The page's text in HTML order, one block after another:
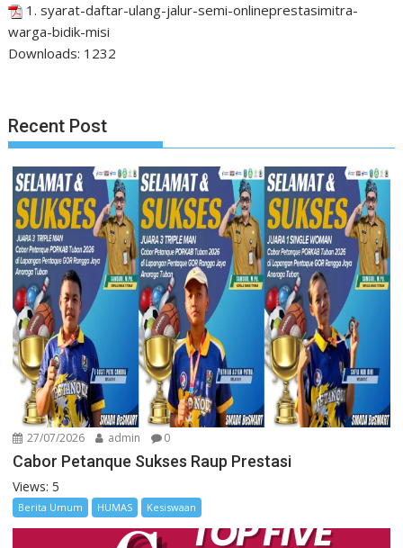
1. syarat-daftar-ulang-jalur-semi-onlineprestasimitra-
warga-bidik-misi
Downloads: 1232
Recent Post
27/07/2026 admin 0
Cabor Petanque Sukses Raup Prestasi
Views: 5
Berita Umum HUMAS Kesiswaan